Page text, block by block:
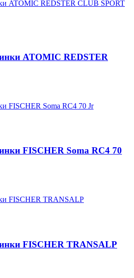
ATOMIC REDSTER
FISCHER Soma RC4 70
FISCHER TRANSALP